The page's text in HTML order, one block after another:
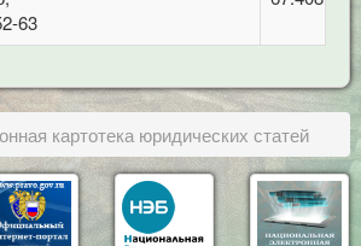
63
картотека юридических статей